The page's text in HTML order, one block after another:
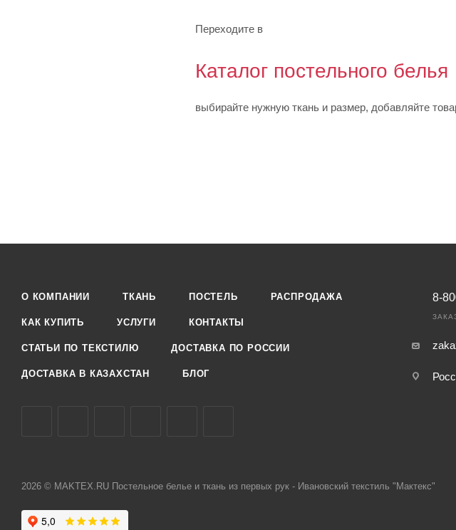
Переходите в
Каталог постельного белья
выбирайте нужную ткань и размер, добавляйте
О КОМПАНИИ ТКАНЬ ПОСТЕЛЬ РАСПРОДАЖА
КАК КУПИТЬ УСЛУГИ КОНТАКТЫ
СТАТЬИ ПО ТЕКСТИЛЮ ДОСТАВКА ПО РОССИИ
ДОСТАВКА В КАЗАХСТАН БЛОГ
8-
2026 © MAKTEX.RU Постельное белье и ткань из первых рук - Ивановский текстиль "Мактекс"